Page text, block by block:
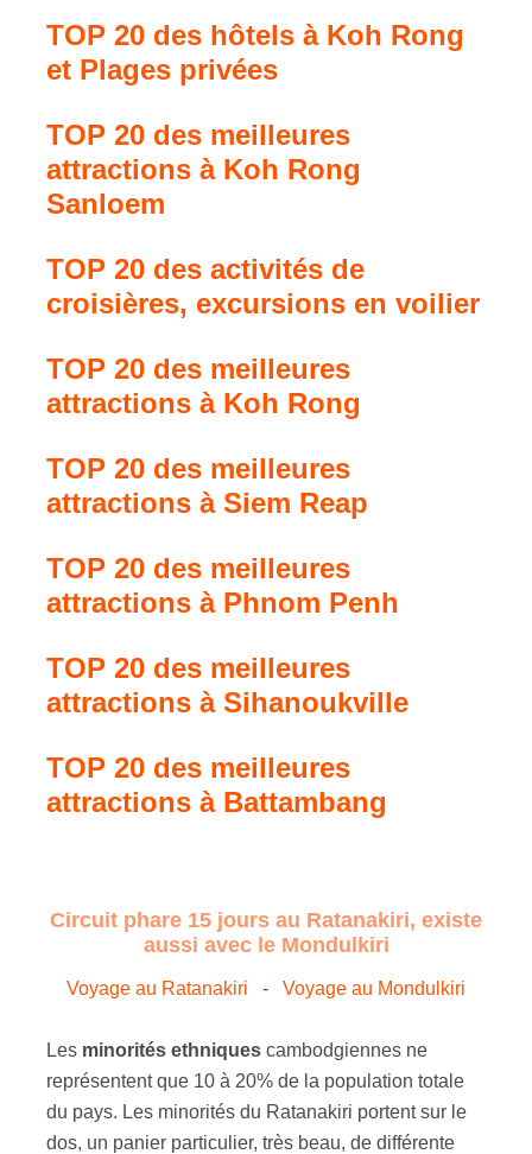
TOP 20 des hôtels à Koh Rong
et Plages privées
TOP 20 des meilleures
attractions à Koh Rong
Sanloem
TOP 20 des activités de
croisières, excursions en voilier
TOP 20 des meilleures
attractions à Koh Rong
TOP 20 des meilleures
attractions à Siem Reap
TOP 20 des meilleures
attractions à Phnom Penh
TOP 20 des meilleures
attractions à Sihanoukville
TOP 20 des meilleures
attractions à Battambang
Circuit phare 15 jours au Ratanakiri, existe
aussi avec le Mondulkiri
Voyage au Ratanakiri - Voyage au Mondulkiri
Les minorités ethniques cambodgiennes ne
représentent que 10 à 20% de la population totale
du pays. Les minorités du Ratanakiri portent sur le
dos, un panier particulier, très beau, de différente